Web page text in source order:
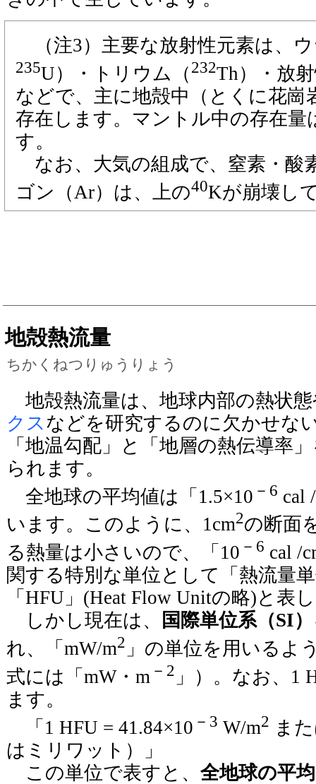
（注3）主要な放射性元素は、
235U）・トリウム（ 232Th）・放
などで、主に地殻中（とくに花崗
存在します。マントル中の存在量
す。
なお、大気の組成で、窒素・酸
ゴン（Ar）は、上の40Kが崩壊し
地殻熱流量
ちかくねつりゅうりょう
地殻熱流量は、地球内部の熱状
クス などを研究するのに欠かせな
「地温勾配」と「地層の熱伝導率
られます。
全地球の平均値は「1.5×10 －6 cal
います。このように、1cm2の断面
る熱量は小さいので、「10 －6 cal /
関する特別な単位として「熱流量
「HFU」(Heat Flow Unitの略)と表
しかし現在は、
国際単位系（SI）
れ、「mW/m2 」の単位を用いるよ
式には「mW・m －2 」）。なお、1
ます。
「1 HFU = 41.84×10 －3 W/m2 ま
はミリワット）」
この単位で表すと、 全地球の平